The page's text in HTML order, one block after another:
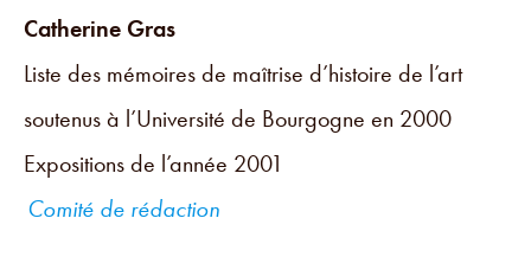
Catherine Gras
Liste des mémoires de maîtrise d’histoire de l’art
soutenus à l’Université de Bourgogne en 2000
Expositions de l’année 2001
Comité de rédaction